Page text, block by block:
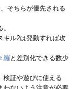
そちらが優先される
キル2は発動すれば攻
羅と差別化できる数少
検証や遊びに使える